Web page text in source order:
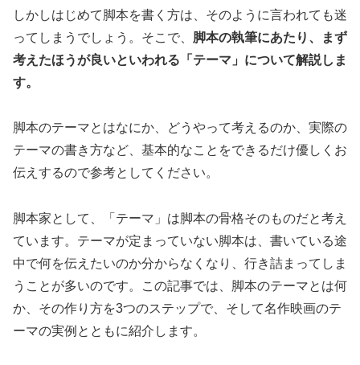
しかしはじめて脚本を書く方は、そのように言われても迷
ってしまうでしょう。そこで、 脚本の執筆にあたり、まず
考えたほうが良いといわれる「テーマ」について解説しま
す。
脚本のテーマとはなにか、どうやって考えるのか、実際の
テーマの書き方など、基本的なことをできるだけ優しくお
伝えするので参考としてください。
脚本家として、「テーマ」は脚本の骨格そのものだと考え
ています。テーマが定まっていない脚本は、書いている途
中で何を伝えたいのか分からなくなり、行き詰まってしま
うことが多いのです。この記事では、脚本のテーマとは何
か、その作り方を3つのステップで、そして名作映画のテ
ーマの実例とともに紹介します。